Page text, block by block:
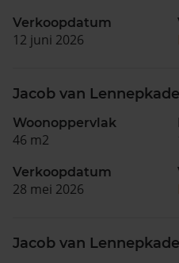
Verkoopdatum
12 juni 2026
Jacob van Lennepkade
Woonoppervlak
46 m2
Verkoopdatum
28 mei 2026
Jacob van